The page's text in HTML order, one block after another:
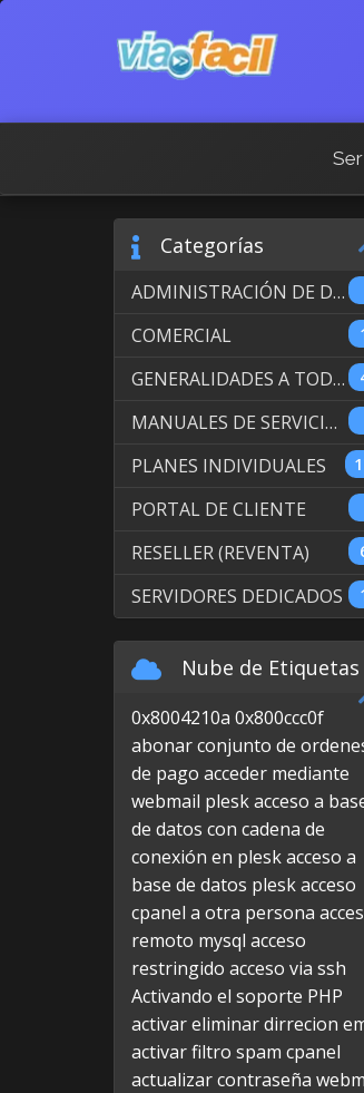
Categorías
ADMINISTRACIÓN DE DOMINIOS INTERNACIONALES
COMERCIAL
GENERALIDADES A TODOS LOS SERVICIOS
MANUALES DE SERVICIO DE WEB HOSTING
PLANES INDIVIDUALES
PORTAL DE CLIENTE
RESELLER (REVENTA)
SERVIDORES DEDICADOS
Nube de Etiquetas
0x8004210a 0x800ccc0f
abonar conjunto de
de pago acceder mediante
webmail pleskacceso a
de datos con cadena de
conexión en pleskacceso a
base de datos pleskacceso
cpanel a otra persona
remoto mysql acceso
restringido acceso via ssh
Activando el soporte PHP
activar eliminar dirrecion
activar filtro spam cpanel
actualizar contraseña